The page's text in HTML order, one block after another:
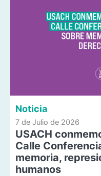
Noticia
7 de Julio de 2026
USACH
Calle
memoria,
humanos